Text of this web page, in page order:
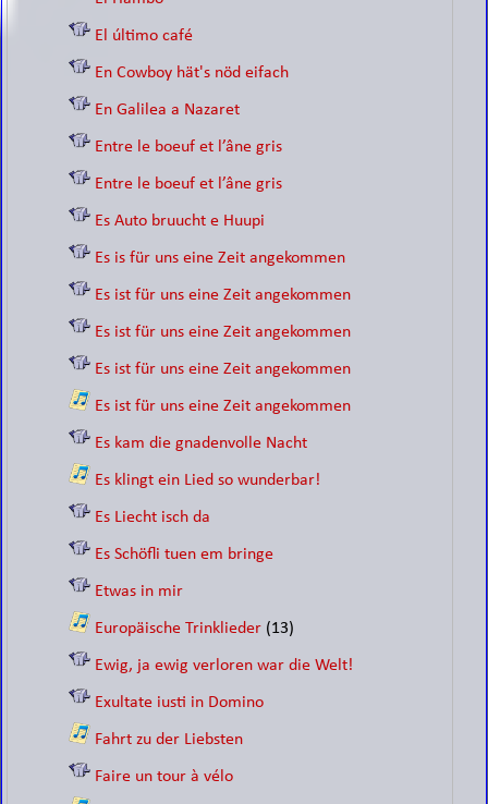
El último café
En Cowboy hät's nöd eifach
En Galilea a Nazaret
Entre le boeuf et l’âne gris
Entre le boeuf et l’âne gris
Es Auto bruucht e Huupi
Es is für uns eine Zeit angekommen
Es ist für uns eine Zeit angekommen
Es ist für uns eine Zeit angekommen
Es ist für uns eine Zeit angekommen
Es ist für uns eine Zeit angekommen
Es kam die gnadenvolle Nacht
Es klingt ein Lied so wunderbar!
Es Liecht isch da
Es Schöfli tuen em bringe
Etwas in mir
Europäische Trinklieder (13)
Ewig, ja ewig verloren war die Welt!
Exultate iusti in Domino
Fahrt zu der Liebsten
Faire un tour à vélo